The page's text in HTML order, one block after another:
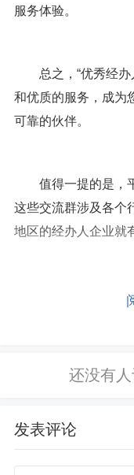
服务体验。
总之，“优秀经
和优质的服务，成为
可靠的伙伴。
值得一提的是，
这些交流群涉及各个
地区的经办人企业就
通过这些微信交
工伤、劳动备案经办
同时，平台也会
解读和最新动态，帮
发表评论